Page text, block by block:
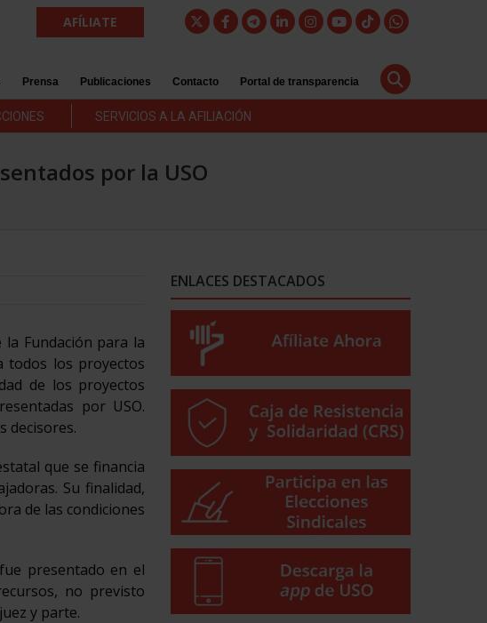
AFÍLIATE
Prensa Publicaciones Contacto Portal de transparencia
SERVICIOS A LA AFILIACIÓN
por la USO
Fundación para la
todos los proyectos
de los proyectos
por USO.
decisores.
que se financia
Su finalidad,
de las condiciones
presentado en el
no previsto
y parte.
ENLACES DESTACADOS